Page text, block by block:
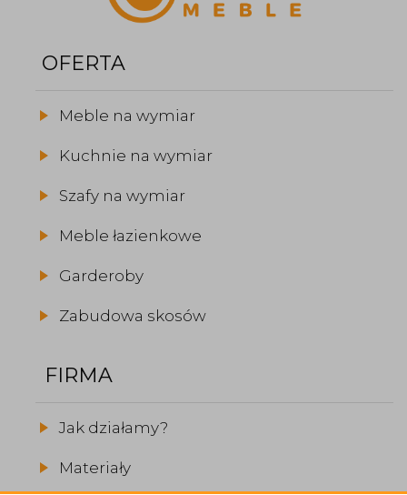
OFERTA
Meble na wymiar
Kuchnie na wymiar
Szafy na wymiar
Meble łazienkowe
Garderoby
Zabudowa skosów
FIRMA
Jak działamy?
Materiały